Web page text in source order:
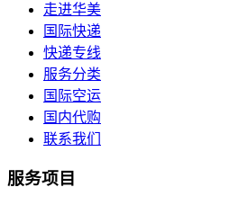
走进华美
国际快递
快递专线
服务分类
国际空运
国内代购
联系我们
服务项目